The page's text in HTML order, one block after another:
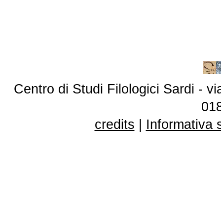
Centro di Studi Filologici Sardi -
credits
Informativa